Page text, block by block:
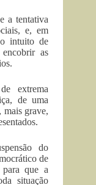
a tentativa
e, em
intuito de
as
extrema
de uma
mais grave,
do
de
para que a
situação